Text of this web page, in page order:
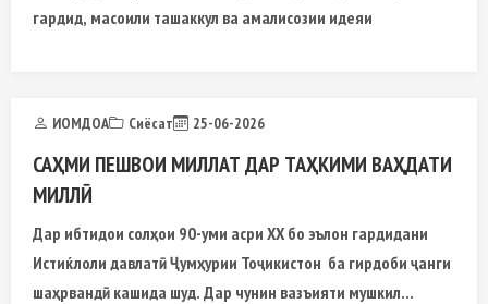
гардид, масоили ташаккул ва амалисозии идеяи
ИОМДОА Сиёсат 25-06-2026
САҲМИ ПЕШВОИ МИЛЛАТ ДАР ТАҲКИМИ ВАҲДАТИ
МИЛЛӢ
Дар ибтидои солҳои 90-уми асри ХХ бо эълон гардидани
Истиќлоли давлатӣ Ҷумҳурии Тоҷикистон ба гирдоби ҷанги
шаҳрвандӣ кашида шуд. Дар чунин вазъияти мушкил